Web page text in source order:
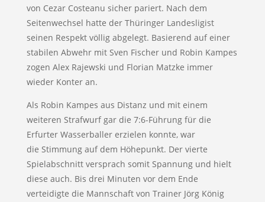
von Cezar Costeanu sicher pariert. Nach dem
Seitenwechsel hatte der Thüringer Landesligist
seinen Respekt völlig abgelegt. Basierend auf einer
stabilen Abwehr mit Sven Fischer und Robin Kampes
zogen Alex Rajewski und Florian Matzke immer
wieder Konter an.
Als Robin Kampes aus Distanz und mit einem
weiteren Strafwurf gar die 7:6-Führung für die
Erfurter Wasserballer erzielen konnte, war
die Stimmung auf dem Höhepunkt. Der vierte
Spielabschnitt versprach somit Spannung und hielt
diese auch. Bis drei Minuten vor dem Ende
verteidigte die Mannschaft von Trainer Jörg König